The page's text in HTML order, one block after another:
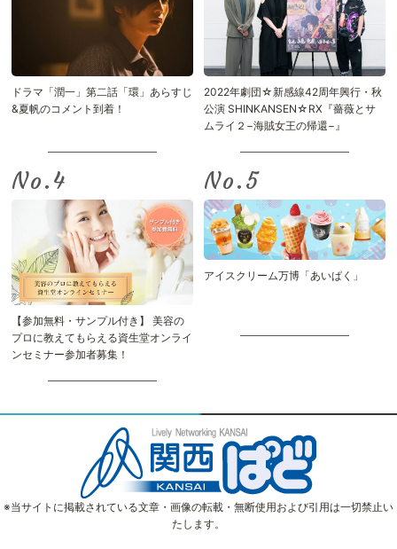
ドラマ「潤一」第二話「環」あらすじ
&夏帆のコメント到着！
2022年劇団☆新感線42周年興行・秋
公演 SHINKANSEN☆RX『薔薇とサ
ムライ２−海賊女王の帰還−』
No.
【参加無料・サンプル付き】 美容の
プロに教えてもらえる資生堂オンライ
ンセミナー参加者募集！
No.
アイスクリーム万博「あいぱく」
※当サイトに掲載されている文章・画像の転載・無断使用および引用は一切禁止い
たします。